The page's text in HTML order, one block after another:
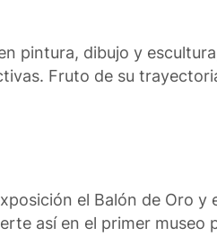
pintura, dibujo y
Fruto de su
el Balón de Oro y
así en el primer museo